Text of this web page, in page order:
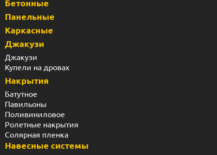
Бетонные
Панельные
Каркасные
Джакузи
Джакузи
Купели на дровах
Накрытия
Батутное
Павильоны
Поливиниловое
Ролетные накрытия
Солярная пленка
Навесные системы